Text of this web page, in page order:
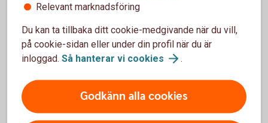
Företag med kollektivavtal
Vi erbjuder ett flertal möjligheter att förstärka pensionen för
ägare och anställda.
Företag med kollektivavtal
Relevant marknadsföring
Du kan ta tillbaka ditt cookie-medgivande när du vill,
på cookie-sidan eller under din profil när du är
inloggad. Så hanterar vi cookies .
Godkänn alla cookies